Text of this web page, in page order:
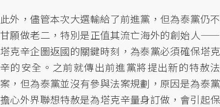
此外，儘管本次大選輸給了前進黨，但為泰黨仍不
甘願做老二，特別是正值其流亡海外的創始人——
塔克辛企圖返國的關鍵時刻，為泰黨必須確保塔克
辛的安全。之前就傳出前進黨將提出新的特赦法
案，但為泰黨並沒有參與法案規劃，原因是為泰黨
擔心外界聯想特赦是為塔克辛量身訂做，會引起保